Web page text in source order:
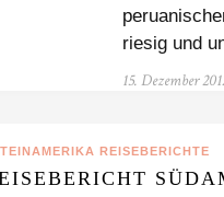
riesig und
15. Dezember
REISEBERICHTE